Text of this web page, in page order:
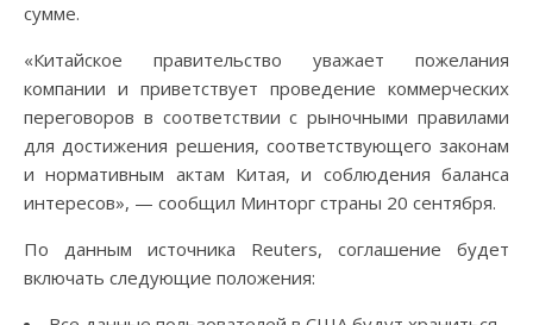
сумме.
«Китайское правительство уважает пожелания
компании и приветствует проведение коммерческих
переговоров в соответствии с рыночными правилами
для достижения решения, соответствующего законам
и нормативным актам Китая, и соблюдения баланса
интересов», — сообщил Минторг страны 20 сентября.
По данным источника Reuters, соглашение будет
включать следующие положения: